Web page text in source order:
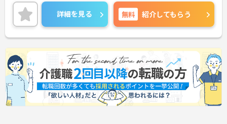
詳細を見る 無料 紹介してもらう